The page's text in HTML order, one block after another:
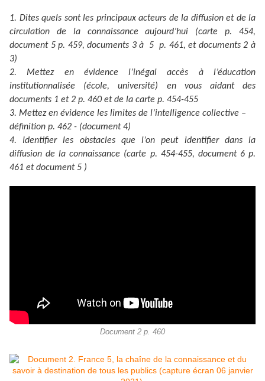
1. Dites quels sont les principaux acteurs de la diffusion et de la
circulation de la connaissance aujourd’hui (carte p. 454,
document 5 p. 459, documents 3 à 5 p. 461, et documents 2 à
3)
2. Mettez en évidence l’inégal accès à l’éducation
institutionnalisée (école, université) en vous aidant des
documents 1 et 2 p. 460et de la carte p. 454-455
3. Mettez en évidence les limites de l’intelligence collective –
définition p. 462 - (document 4)
4. Identifier les obstacles que l’on peut identifier dans la
diffusion de la connaissance (carte p. 454-455, document 6 p.
461 et document 5 )
Document 2 p. 460